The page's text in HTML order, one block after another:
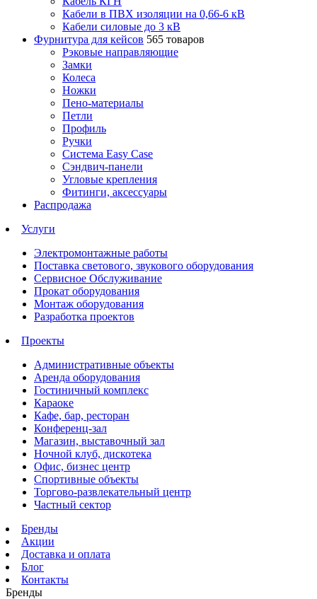
Кабели в ПВХ изоляции на 0,66-6 кВ
Кабели силовые до 3 кВ
Фурнитура для кейсов 565 товаров
Рэковые направляющие
Замки
Колеса
Ножки
Пено-материалы
Петли
Профиль
Ручки
Система Easy Case
Сэндвич-панели
Угловые крепления
Фитинги, аксессуары
Распродажа
Услуги
Электромонтажные работы
Поставка светового, звукового оборудования
Сервисное Обслуживание
Прокат оборудования
Монтаж оборудования
Разработка проектов
Проекты
Административные объекты
Аренда оборудования
Гостиничный комплекс
Караоке
Кафе, бар, ресторан
Конференц-зал
Магазин, выставочный зал
Ночной клуб, дискотека
Офис, бизнес центр
Спортивные объекты
Торгово-развлекательный центр
Частный сектор
Бренды
Акции
Доставка и оплата
Блог
Контакты
Бренды